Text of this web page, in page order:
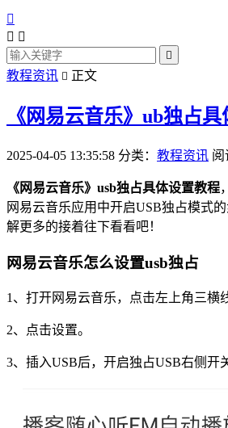

 

教程资讯  正文
《网易云音乐》ub独占
2025-04-05 13:35:58 分类： 教程资讯 阅
《网易云音乐》 usb独占具体设置教程
网易云音乐应用中开启USB独占模式
解更多的接着往下看看吧！
网易云音乐怎么设置usb独占
1、打开网易云音乐， 点击左上角三横
2、点击设置。
3、插入USB后，开启独占USB右侧开